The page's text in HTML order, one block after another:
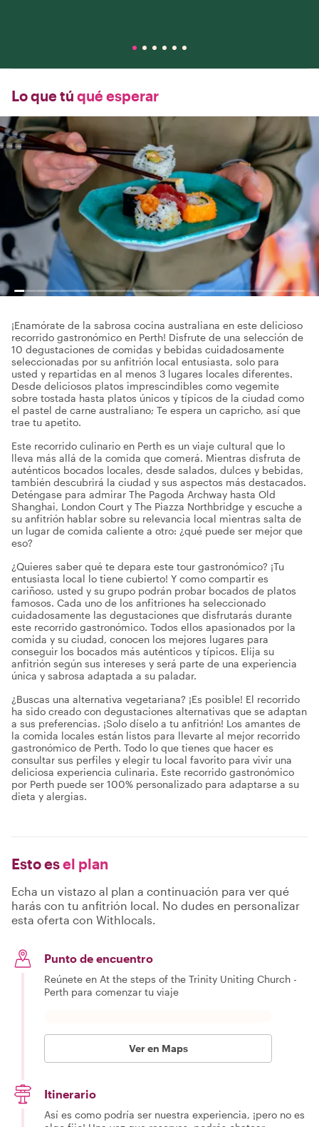
Lo que tú qué esperar
¡Enamórate de la sabrosa cocina australiana en este delicioso
recorrido gastronómico en Perth! Disfrute de una selección de
10 degustaciones de comidas y bebidas cuidadosamente
seleccionadas por su anfitrión local entusiasta, solo para
usted y repartidas en al menos 3 lugares locales diferentes.
Desde deliciosos platos imprescindibles como vegemite
sobre tostada hasta platos únicos y típicos de la ciudad como
el pastel de carne australiano; Te espera un capricho, así que
trae tu apetito.
Este recorrido culinario en Perth es un viaje cultural que lo
lleva más allá de la comida que comerá. Mientras disfruta de
auténticos bocados locales, desde salados, dulces y bebidas,
también descubrirá la ciudad y sus aspectos más destacados.
Deténgase para admirar The Pagoda Archway hasta Old
Shanghai, London Court y The Piazza Northbridge y escuche a
su anfitrión hablar sobre su relevancia local mientras salta de
un lugar de comida caliente a otro: ¿qué puede ser mejor que
eso?
¿Quieres saber qué te depara este tour gastronómico? ¡Tu
entusiasta local lo tiene cubierto! Y como compartir es
cariñoso, usted y su grupo podrán probar bocados de platos
famosos. Cada uno de los anfitriones ha seleccionado
cuidadosamente las degustaciones que disfrutarás durante
este recorrido gastronómico. Todos ellos apasionados por la
comida y su ciudad, conocen los mejores lugares para
conseguir los bocados más auténticos y típicos. Elija su
anfitrión según sus intereses y será parte de una experiencia
única y sabrosa adaptada a su paladar.
¿Buscas una alternativa vegetariana? ¡Es posible! El recorrido
ha sido creado con degustaciones alternativas que se adaptan
a sus preferencias. ¡Solo díselo a tu anfitrión! Los amantes de
la comida locales están listos para llevarte al mejor recorrido
gastronómico de Perth. Todo lo que tienes que hacer es
consultar sus perfiles y elegir tu local favorito para vivir una
deliciosa experiencia culinaria. Este recorrido gastronómico
por Perth puede ser 100% personalizado para adaptarse a su
dieta y alergias.
Esto esel plan
Echa un vistazo al plan a continuación para ver qué
harás con tu anfitrión local. No dudes en personalizar
esta oferta con Withlocals.
Punto de encuentro
Reúnete en At the steps of the Trinity Uniting Church -
Perth para comenzar tu viaje
Ver en Maps
Itinerario
Así es como podría ser nuestra experiencia, ¡pero no es